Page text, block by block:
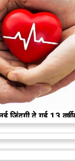
जिंदगी दे गई 13
को भी खूबसूरत
अपने आप को जीवित
लड़की के
पढ़ें